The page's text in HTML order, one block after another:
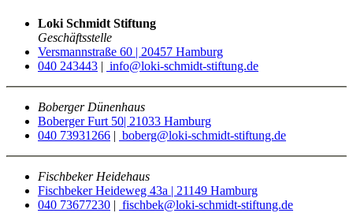
Loki Schmidt Stiftung
Geschäftsstelle
Versmannstraße 60 | 20457 Hamburg
040 243443 | info@loki-schmidt-stiftung.de
Boberger Dünenhaus
Boberger Furt 50| 21033 Hamburg
040 73931266 | boberg@loki-schmidt-stiftung.de
Fischbeker Heidehaus
Fischbeker Heideweg 43a | 21149 Hamburg
040 73677230 | fischbek@loki-schmidt-stiftung.de